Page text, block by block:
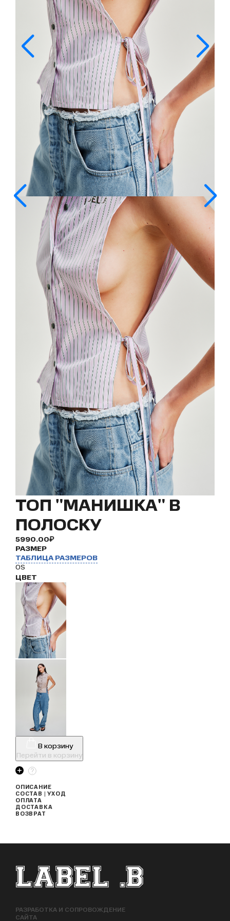
ТОП "МАНИШКА" В
ПОЛОСКУ
5990.00₽
РАЗМЕР
ТАБЛИЦА РАЗМЕРОВ
OS
ЦВЕТ
В корзину
Перейти в корзину
ОПИСАНИЕ
СОСТАВ | УХОД
ОПЛАТА
ДОСТАВКА
ВОЗВРАТ
ФУТЕР САЙТА
РАЗРАБОТКА И СОПРОВОЖДЕНИЕ
САЙТА